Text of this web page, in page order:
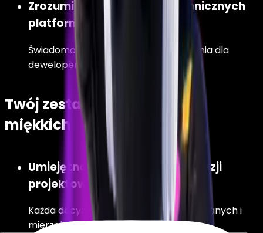
Zrozumienie ograniczeń technicznych
platform
Świadomość, co jest łatwe do wdrożenia dla
deweloperów, a co nie.
Twój zestaw umiejętności
miękkich
Umiejętność uzasadniania decyzji
projektowych
Każda decyzja opiera się na hipotezie, danych i
mierzalnym wpływie na produkt.